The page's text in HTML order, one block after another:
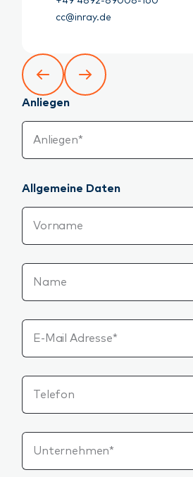
cc@inray.de
Anliegen
Anliegen*
Allgemeine Daten